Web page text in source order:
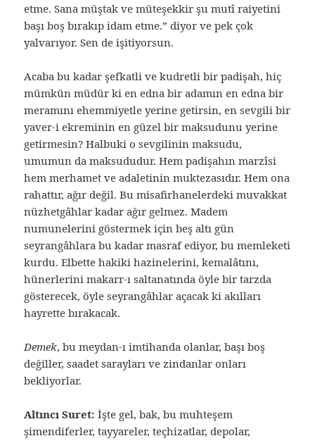
etme. Sana müştak ve müteşekkir şu mutî raiyetini
başı boş bırakıp idam etme.” diyor ve pek çok
yalvarıyor. Sen de işitiyorsun.
Acaba bu kadar şefkatli ve kudretli bir padişah, hiç
mümkün müdür ki en edna bir adamın en edna bir
meramını ehemmiyetle yerine getirsin, en sevgili bir
yaver-i ekreminin en güzel bir maksudunu yerine
getirmesin? Halbuki o sevgilinin maksudu,
umumun da maksududur. Hem padişahın marzîsi
hem merhamet ve adaletinin muktezasıdır. Hem ona
rahattır, ağır değil. Bu misafirhanelerdeki muvakkat
nüzhetgâhlar kadar ağır gelmez. Madem
numunelerini göstermek için beş altı gün
seyrangâhlara bu kadar masraf ediyor, bu memleketi
kurdu. Elbette hakiki hazinelerini, kemalâtını,
hünerlerini makarr-ı saltanatında öyle bir tarzda
gösterecek, öyle seyrangâhlar açacak ki akılları
hayrette bırakacak.
Demek, bu meydan-ı imtihanda olanlar, başı boş
değiller, saadet sarayları ve zindanlar onları
bekliyorlar.
Altıncı Suret: İşte gel, bak, bu muhteşem
şimendiferler, tayyareler, teçhizatlar, depolar,